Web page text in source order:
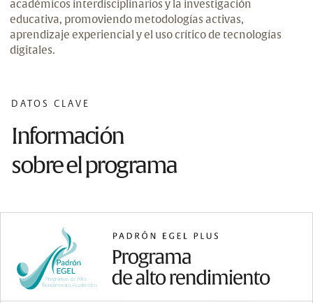
académicos interdisciplinarios y la investigación
educativa, promoviendo metodologías activas,
aprendizaje experiencial y el uso crítico de tecnologías
digitales.
DATOS CLAVE
Información
sobre el programa